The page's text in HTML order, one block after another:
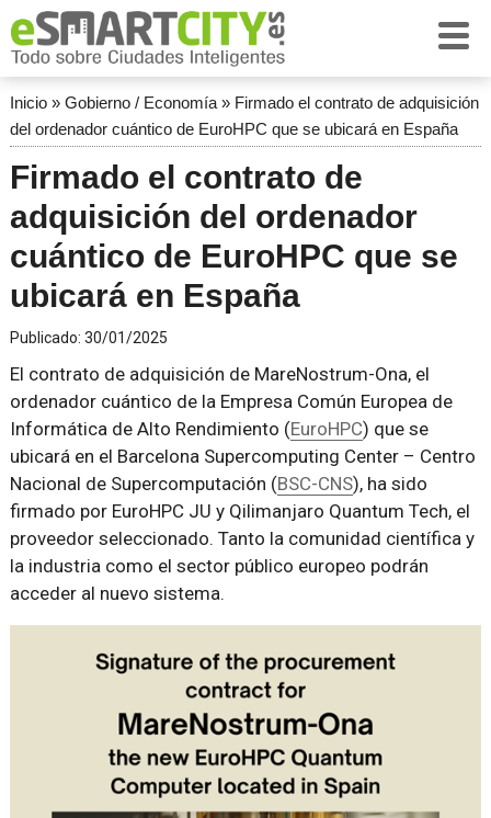
Inicio» Gobierno / Economía» Firmado el contrato de adquisición
del ordenador cuántico de EuroHPC que se ubicará en España
Firmado el contrato de
adquisición del ordenador
cuántico de EuroHPC que se
ubicará en España
Publicado: 30/01/2025
El contrato de adquisición de MareNostrum-Ona, el
ordenador cuántico de la Empresa Común Europea de
Informática de Alto Rendimiento (EuroHPC) que se
ubicará en el Barcelona Supercomputing Center – Centro
Nacional de Supercomputación (BSC-CNS), ha sido
firmado por EuroHPC JU y Qilimanjaro Quantum Tech, el
proveedor seleccionado. Tanto la comunidad científica y
la industria como el sector público europeo podrán
acceder al nuevo sistema.